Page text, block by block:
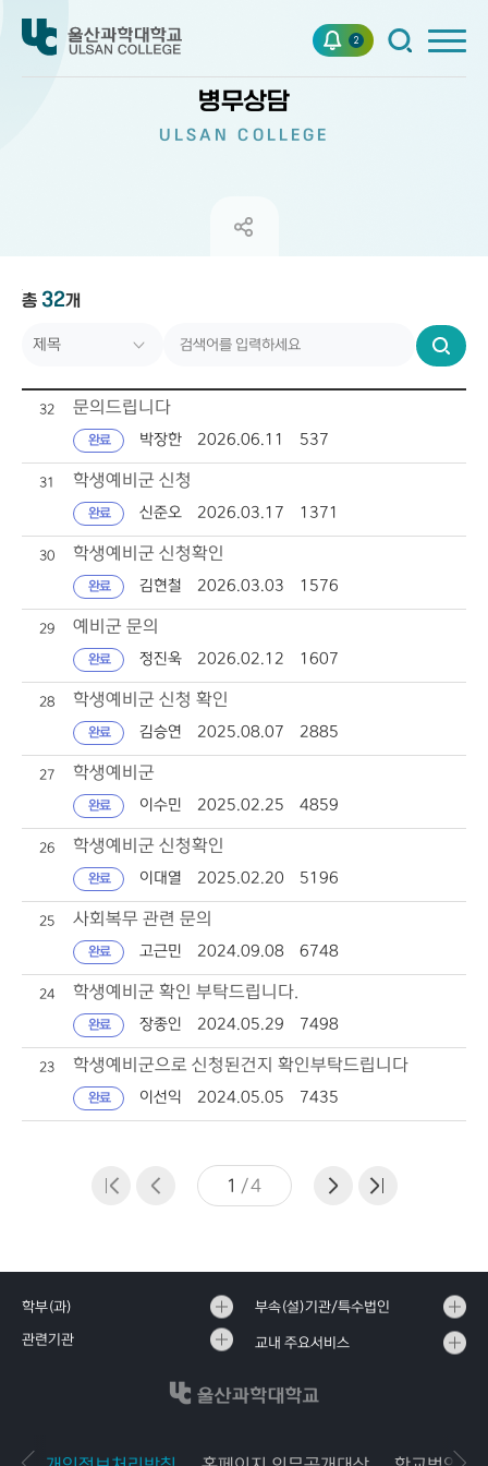
2
병무상담
ULSAN COLLEGE
총 32개
검
색
제목
상태
작성자
작성일자
조회수
32 문의드립니다
완료 박장한 2026.06.11 537
31 학생예비군 신청
완료 신준오 2026.03.17 1371
30 학생예비군 신청확인
완료 김현철 2026.03.03 1576
29 예비군 문의
완료 정진욱 2026.02.12 1607
28 학생예비군 신청 확인
완료 김승연 2025.08.07 2885
27 학생예비군
완료 이수민 2025.02.25 4859
26 학생예비군 신청확인
완료 이대열 2025.02.20 5196
25 사회복무 관련 문의
완료 고근민 2024.09.08 6748
24 학생예비군 확인 부탁드립니다.
완료 장종인 2024.05.29 7498
23 학생예비군으로 신청된건지 확인부탁드립니다
완료 이선익 2024.05.05 7435
1 /4
학부(과) 부속(설)기관/특수법인
관련기관 교내 주요서비스